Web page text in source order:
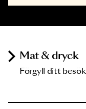
Mat & dryck
Förgyll ditt